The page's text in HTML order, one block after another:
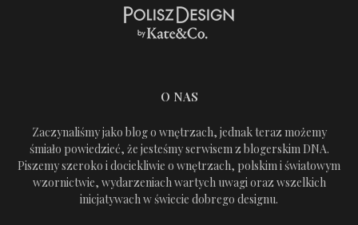
O NAS
Zaczynaliśmy jako blog o wnętrzach, jednak teraz możemy
śmiało powiedzieć, że jesteśmy serwisem z blogerskim DNA.
Piszemy szeroko i dociekliwie o wnętrzach, polskim i światowym
wzornictwie, wydarzeniach wartych uwagi oraz wszelkich
inicjatywach w świecie dobrego designu.